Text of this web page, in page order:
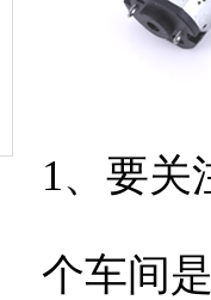
1、要关
个车间